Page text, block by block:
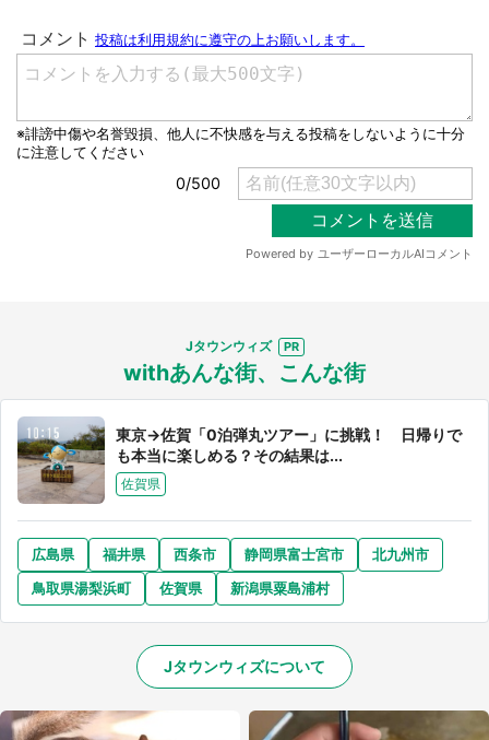
Jタウンウィズ
withあんな街、こんな街
東京→佐賀「0泊弾丸ツアー」に挑戦！ 日帰りで
も本当に楽しめる？その結果は...
佐賀県
広島県 福井県 西条市 静岡県富士宮市
北九州市
鳥取県湯梨浜町
佐賀県 新潟県粟島浦村
Jタウンウィズについて